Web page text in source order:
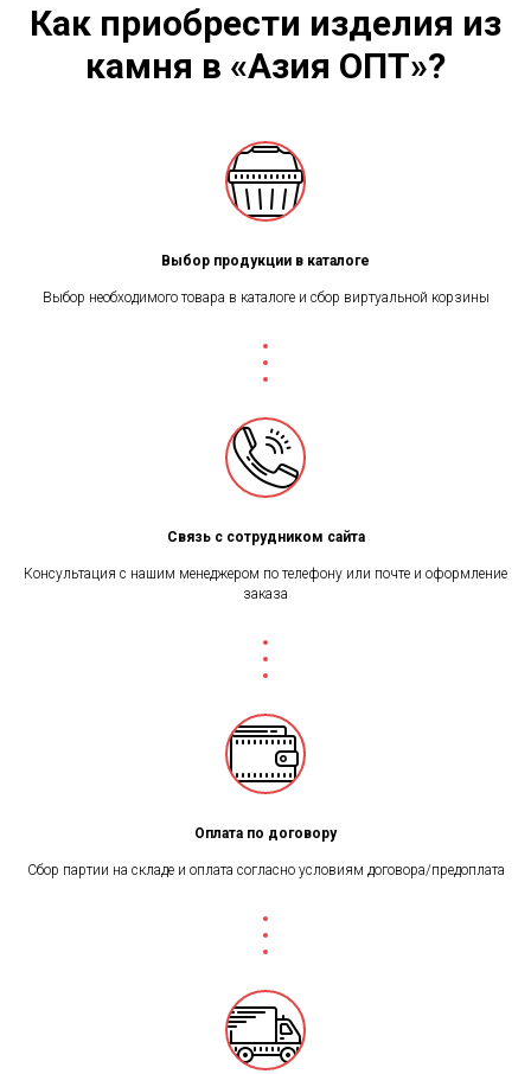
Как приобрести изделия из
камня в «Азия ОПТ»?
Выбор продукции в каталоге
Выбор необходимого товара в каталоге и сбор виртуальной корзины
Связь с сотрудником сайта
Консультация с нашим менеджером по телефону или почте и оформление
заказа
Оплата по договору
Сбор партии на складе и оплата согласно условиям договора/предоплата